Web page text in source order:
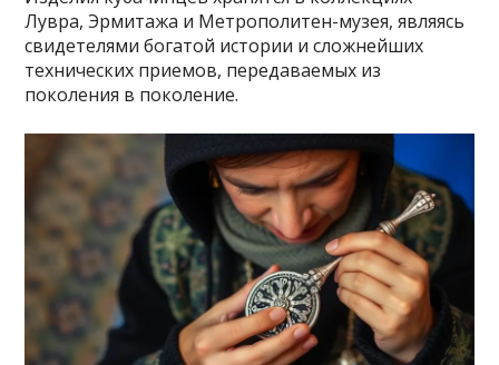
Лувра, Эрмитажа и Метрополитен-музея, являясь
свидетелями богатой истории и сложнейших
технических приемов, передаваемых из
поколения в поколение.